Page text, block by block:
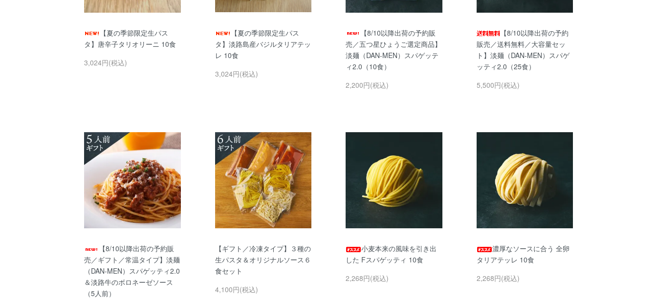
【夏の季節限定生パス
タ】唐辛子タリオリーニ 10食
3,024円(税込)
【夏の季節限定生パス
タ】淡路島産バジルタリアテッ
レ 10食
3,024円(税込)
【8/10以降出荷の予約販
売／五つ星ひょうご選定商品】
淡麺（DAN-MEN）スパゲッテ
ィ2.0（10食）
2,200円(税込)
【8/10以降出荷の予約
販売／送料無料／大容量セッ
ト】淡麺（DAN-MEN）スパゲ
ッティ2.0（25食）
5,500円(税込)
【8/10以降出荷の予約販
売／ギフト／常温タイプ】淡麺
（DAN-MEN）スパゲッティ2.0
＆淡路牛のボロネーゼソース
（5人前）
【ギフト／冷凍タイプ】３種の
生パスタ＆オリジナルソース６
食セット
4,100円(税込)
小麦本来の風味を引き出
した Fスパゲッティ 10食
2,268円(税込)
濃厚なソースに合う 全卵
タリアテッレ 10食
2,268円(税込)